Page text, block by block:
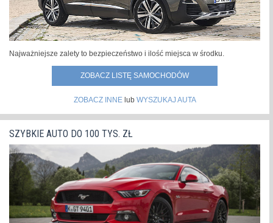
Najważniejsze zalety to bezpieczeństwo i ilość miejsca w środku.
ZOBACZ LISTĘ SAMOCHODÓW
ZOBACZ INNElub WYSZUKAJ AUTA
SZYBKIE AUTO DO 100 TYS. ZŁ